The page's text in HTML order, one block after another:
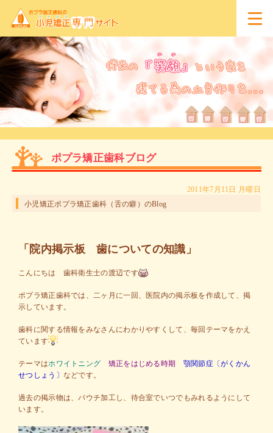
ポプラ矯正歯科ブログ
2011年7月11日 月曜日
小児矯正ポプラ矯正歯科（舌の癖）のBlog
「院内掲示板 歯についての知識」
こんにちは 歯科衛生士の渡辺です
ポプラ矯正歯科では、二ヶ月に一回、医院内の掲示板を作成して、掲
示しています。
歯科に関する情報をみなさんにわかりやすくして、毎回テーマをかえ
ています
テーマはホワイトニング 矯正をはじめる時期 顎関節症〔がくかん
せつしょう〕 などです。
過去の掲示物は、パウチ加工し、待合室でいつでもみれるようにして
います。